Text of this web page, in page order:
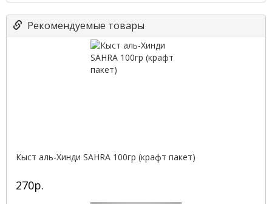
Рекомендуемые товары
Кыст аль-Хинди SAHRA 100гр (крафт пакет)
270р.